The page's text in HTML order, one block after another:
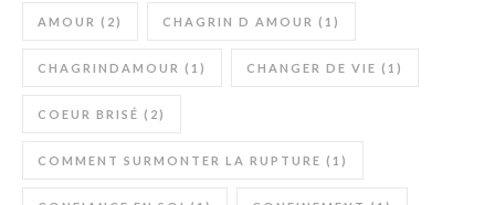
AMOUR (2) CHAGRIN D AMOUR (1)
CHAGRINDAMOUR (1) CHANGER DE VIE (1)
COEUR BRISÉ (2)
COMMENT SURMONTER LA RUPTURE (1)